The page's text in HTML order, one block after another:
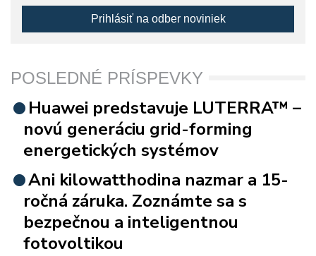
Prihlásiť na odber noviniek
POSLEDNÉ PRÍSPEVKY
Huawei predstavuje LUTERRA™ –
novú generáciu grid-forming
energetických systémov
Ani kilowatthodina nazmar a 15-
ročná záruka. Zoznámte sa s
bezpečnou a inteligentnou
fotovoltikou